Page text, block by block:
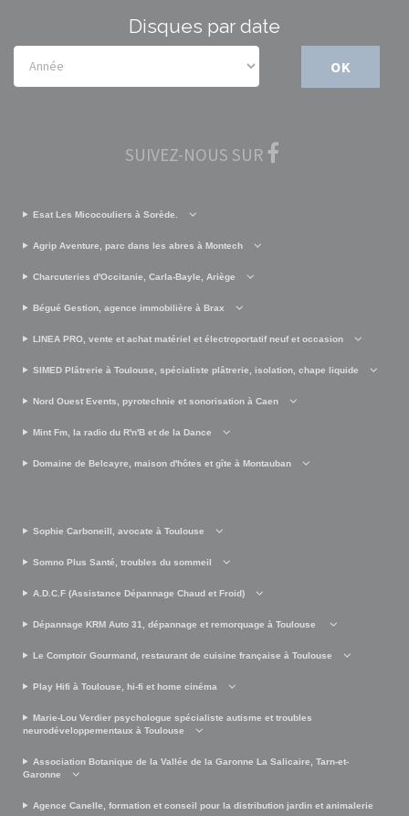
Disques par date
OK
SUIVEZ-NOUS SUR
Esat Les Micocouliers à Sorède.
Agrip Aventure, parc dans les abres à Montech
Charcuteries d'Occitanie, Carla-Bayle, Ariège
Bégué Gestion, agence immobilière à Brax
LINEA PRO, vente et achat matériel et électroportatif neuf et occasion
SIMED Plâtrerie à Toulouse, spécialiste plâtrerie, isolation, chape liquide
Nord Ouest Events, pyrotechnie et sonorisation à Caen
Mint Fm, la radio du R'n'B et de la Dance
Domaine de Belcayre, maison d'hôtes et gîte à Montauban
Sophie Carboneill, avocate à Toulouse
Somno Plus Santé, troubles du sommeil
A.D.C.F (Assistance Dépannage Chaud et Froid)
Dépannage KRM Auto 31, dépannage et remorquage à Toulouse
Le Comptoir Gourmand, restaurant de cuisine française à Toulouse
Play Hifi à Toulouse, hi-fi et home cinéma
Marie-Lou Verdier psychologue spécialiste autisme et troubles
neurodéveloppementaux à Toulouse
Association Botanique de la Vallée de la Garonne La Salicaire, Tarn-et-
Garonne
Agence Canelle, formation et conseil pour la distribution jardin et animalerie